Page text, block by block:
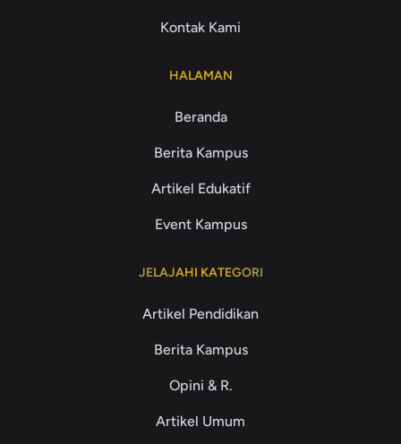
Kontak Kami
HALAMAN
Beranda
Berita Kampus
Artikel Edukatif
Event Kampus
JELAJAHI KATEGORI
Artikel Pendidikan
Berita Kampus
Opini & R.
Artikel Umum